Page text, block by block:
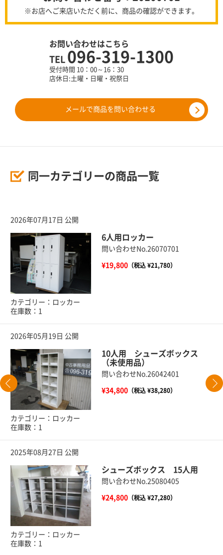
※お店へご来店いただく前に、商品の確認ができます。
お問い合わせはこちら
TEL 096-319-1300
受付時間 10：00～16：30
店休日:土曜・日曜・祝祭日
メールで商品を問い合わせる
同一カテゴリーの商品一覧
2026年07月17日 公開
6人用ロッカー
問い合わせNo.26070701
¥19,800（税込 ¥21,780）
カテゴリー：ロッカー
在庫数：1
2026年05月19日 公開
10人用 シューズボックス
（未使用品）
問い合わせNo.26042401
¥34,800（税込 ¥38,280）
カテゴリー：ロッカー
在庫数：1
2025年08月27日 公開
シューズボックス 15人用
問い合わせNo.25080405
¥24,800（税込 ¥27,280）
カテゴリー：ロッカー
在庫数：1